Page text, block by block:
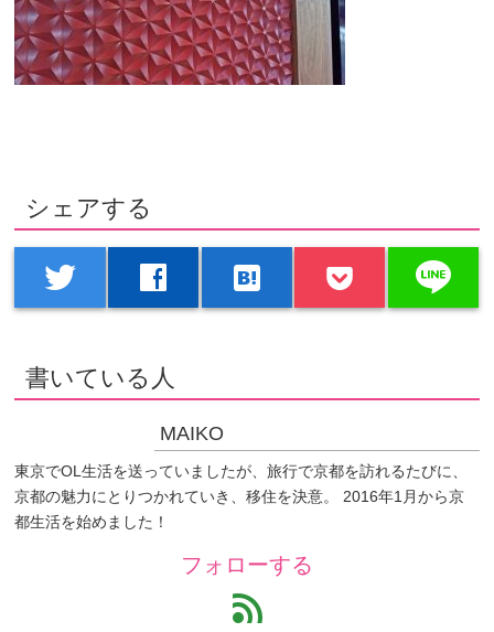
シェアする
twitter facebook hatenabookmark line
書いている人
MAIKO
東京でOL生活を送っていましたが、旅行で京都を訪れるたびに、
京都の魅力にとりつかれていき、移住を決意。 2016年1月から京
都生活を始めました！
フォローする
feed